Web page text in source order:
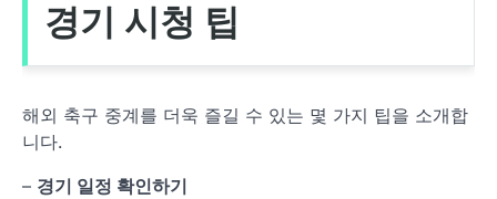
경기 시청 팁
해외 축구 중계를 더욱 즐길 수 있는 몇 가지 팁을 소개합
니다.
– 경기 일정 확인하기